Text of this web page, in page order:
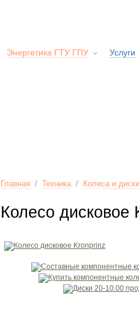
Энергетика ГТУ ГПУ Услуги
Главная / Техника/ Колеса и диски
Колесо дисковое